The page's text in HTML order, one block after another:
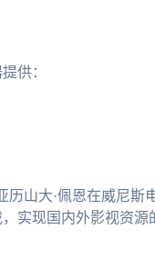
供：
历山大·佩恩在威尼斯
实现国内外影视资源